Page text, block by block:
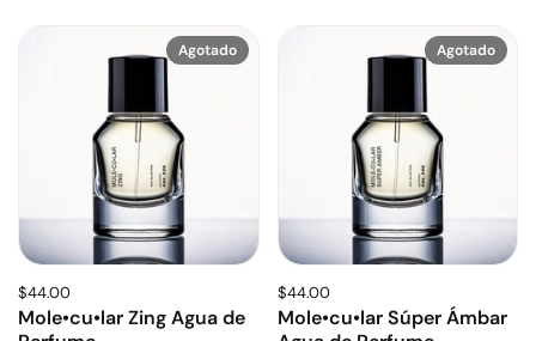
$44.00
Mole•cu•lar Zing Agua de
Agotado
$44.00
Mole•cu•lar Súper Ámbar
Agotado